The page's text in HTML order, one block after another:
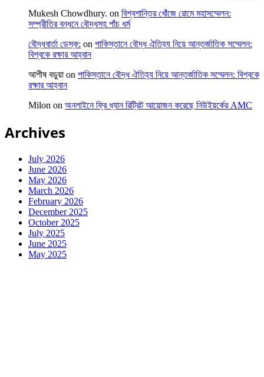
Mukesh Chowdhury. on বিশ্বশান্তির খোঁজে রোমে মহাসম্মেলন:
সম্প্রীতির বন্ধনে বৌদ্ধসহ পাঁচ ধর্ম
বৌদ্ধবার্তা ডেস্ক: on পাকিস্তানে বৌদ্ধ ঐতিহ্য নিয়ে আন্তর্জাতিক সম্মেলন:
বিশ্বকে রক্ষার আহ্বান
আশীষ বড়ুয়া on পাকিস্তানে বৌদ্ধ ঐতিহ্য নিয়ে আন্তর্জাতিক সম্মেলন: বিশ্বকে
রক্ষার আহ্বান
Milon on অনলাইনে ফ্রি ধ্যান রিট্রিট আয়োজন করেছে নিউইয়র্কের AMC
Archives
July 2026
June 2026
May 2026
March 2026
February 2026
December 2025
October 2025
July 2025
June 2025
May 2025